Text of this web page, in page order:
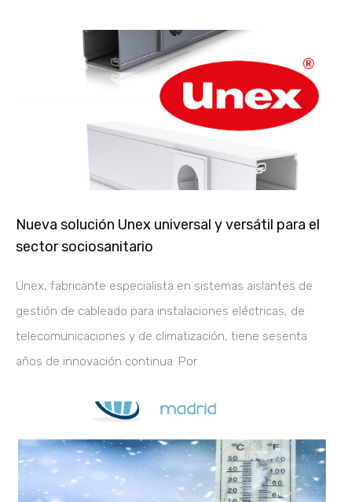
Nueva solución Unex universal y versátil para el
sector sociosanitario
Unex, fabricante especialista en sistemas aislantes de
gestión de cableado para instalaciones eléctricas, de
telecomunicaciones y de climatización, tiene sesenta
años de innovación continua. Por